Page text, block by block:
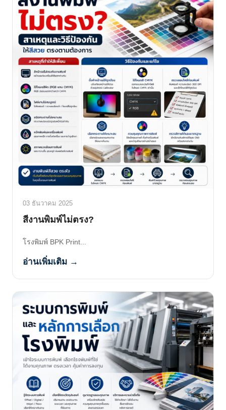
03 ธันวาคม 2025
สีงานพิมพ์ไม่ตรง?
โรงพิมพ์ BPK Print...
อ่านเพิ่มเติม →